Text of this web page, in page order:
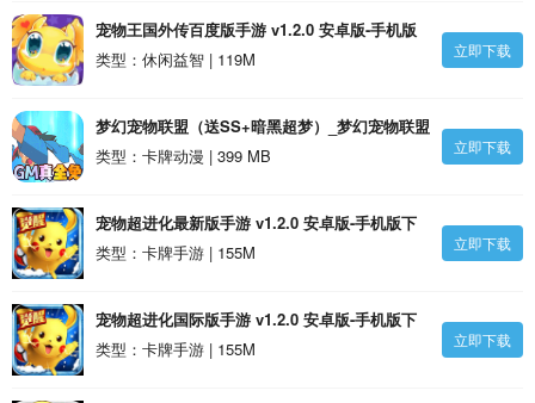
宠物王国外传百度版手游 v1.2.0 安卓版-手机版
下载
类型：休闲益智 | 119M 立即下载
梦幻宠物联盟（送SS+暗黑超梦）_梦幻宠物联盟
（送SS+暗黑超梦）BT版下载
类型：卡牌动漫 | 399 MB 立即下载
宠物超进化最新版手游 v1.2.0 安卓版-手机版下
载
类型：卡牌手游 | 155M 立即下载
宠物超进化国际版手游 v1.2.0 安卓版-手机版下
载
类型：卡牌手游 | 155M 立即下载